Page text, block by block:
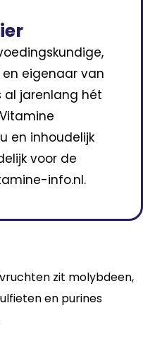
eigenaar van
al jarenlang hét
en inhoudelijk
voor de
info.nl.
zit molybdeen,
en purines